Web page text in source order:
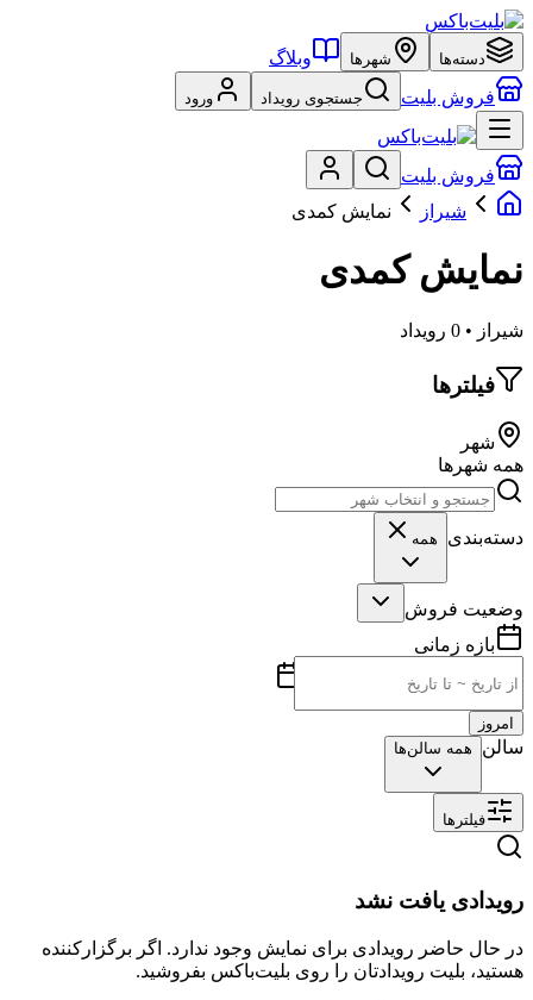
دسته‌ها شهرها
وبلاگ
فروش بلیت
جستجوی رویداد ورود
فروش بلیت
شیراز
نمایش کمدی
نمایش کمدی
شیراز • 0 رویداد
فیلترها
شهر
همه شهرها
دسته‌بندی همه
وضعیت فروش
بازه زمانی
امروز
سالن همه سالن‌ها
فیلترها
رویدادی یافت نشد
در حال حاضر رویدادی برای نمایش وجود ندارد. اگر برگزارکننده
هستید، بلیت رویدادتان را روی بلیت‌باکس بفروشید.